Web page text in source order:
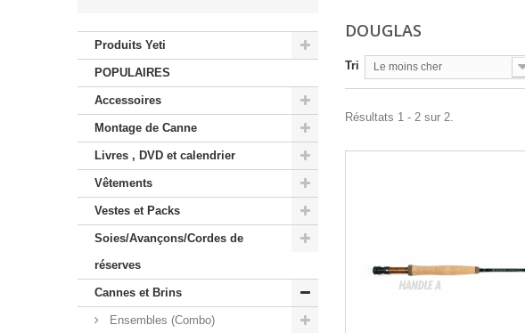
Produits Yeti
POPULAIRES
Accessoires
Montage de Canne
Livres , DVD et calendrier
Vêtements
Vestes et Packs
Soies/Avançons/Cordes de
réserves
Cannes et Brins
Ensembles (Combo)
DOUGLAS
Tri Le moins cher
Résultats 1 - 2 sur 2.